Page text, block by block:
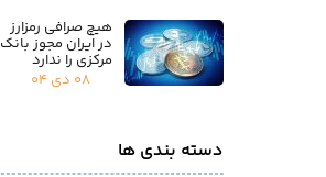
دسته بندی ها
هیچ صرافی رمزارز
در ایران مجوز بانک
مرکزی را ندارد
۰۸ دی ۰۴